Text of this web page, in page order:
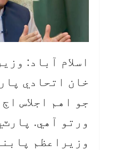
اسلام آباد:
خان اتحادي
جو اهم اجلاس
ورتو آهي.
وزيراعظم